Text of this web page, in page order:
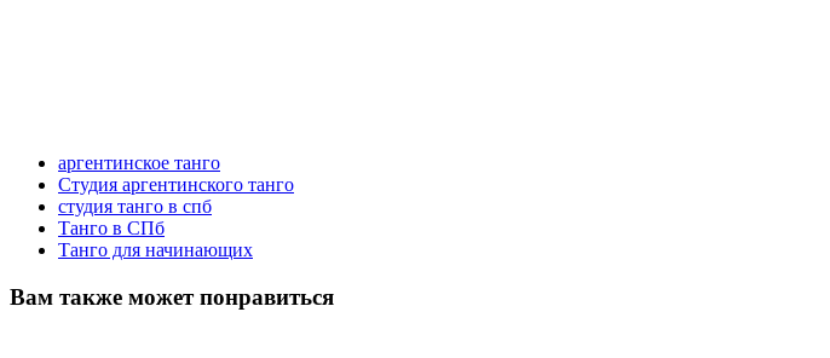
аргентинское танго
Студия аргентинского танго
студия танго в спб
Танго в СПб
Танго для начинающих
Вам также может понравиться